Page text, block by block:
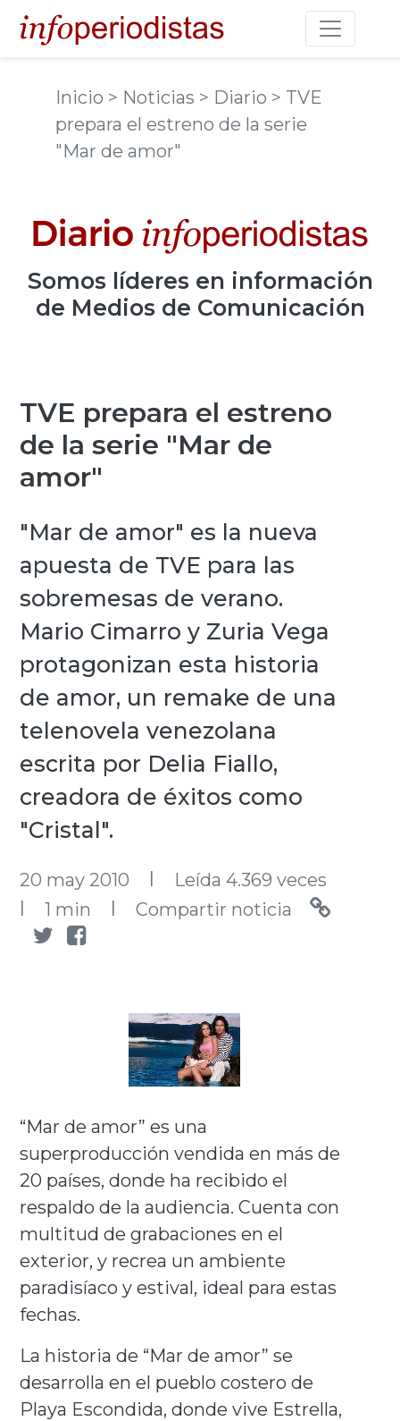
Toggle
Inicio > Noticias > Diario > TVE
prepara el estreno de la serie
"Mar de amor"
Somos líderes en información
de Medios de Comunicación
TVE prepara el estreno
de la serie "Mar de
amor"
"Mar de amor" es la nueva
apuesta de TVE para las
sobremesas de verano.
Mario Cimarro y Zuria Vega
protagonizan esta historia
de amor, un remake de una
telenovela venezolana
escrita por Delia Fiallo,
creadora de éxitos como
"Cristal".
20 may 2010 l Leída 4.369 veces
l 1 min l Compartir noticia
“Mar de amor” es una
superproducción vendida en más de
20 países, donde ha recibido el
respaldo de la audiencia. Cuenta con
multitud de grabaciones en el
exterior, y recrea un ambiente
paradisíaco y estival, ideal para estas
fechas.
La historia de “Mar de amor” se
desarrolla en el pueblo costero de
Playa Escondida, donde vive Estrella,